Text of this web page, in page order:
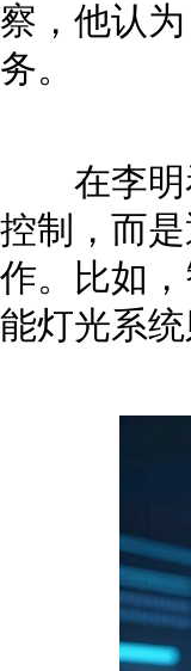
察，他认
务。
在李明看
控制，而
作。比如
能灯光系